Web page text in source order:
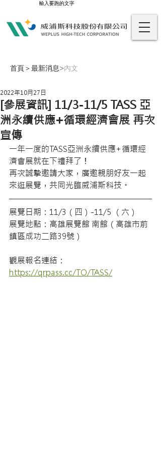
輸入要跑的文字
首頁＞最新消息>內文
[參展資訊] 11/3-11/5 TASS 亞
洲永續供應+循環經濟會展 再次
宣傳
2022年10月27日
一年一度的TASS亞洲永續供應+循環經
濟會展就在下禮拜了！
再次誠摯邀請大家，廣邀親朋好友一起
來逛展覽，共同光臨威浦斯科技。
展覽日期：11/3（四）-11/5 （六）
展覽地點：高雄展覽館 南館（高雄市前
鎮區成功二路39號）
觀展報名連結：
https://qrpass.cc/TO/TASS/